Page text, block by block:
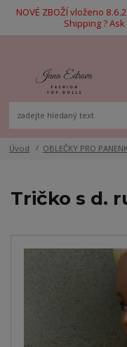
NOVÉ ZBOŽÍ vloženo
Shipping ?
Úvod OBLEČKY PRO
Tričko s d.